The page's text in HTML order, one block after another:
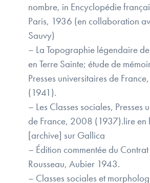
nombre, in Encyclopédie
Paris, 1936 (en collaboration
Sauvy)
– La Topographie légendaire
en Terre Sainte; étude de
Presses universitaires de
(1941).
– Les Classes sociales, Presses
de France, 2008 (1937).lire en
[archive] sur Gallica
– Édition commentée du
Rousseau, Aubier 1943.
– Classes sociales et